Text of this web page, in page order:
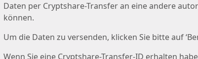
Daten per Cryptshare-Transfer an eine andere
können.
Um die Daten zu versenden, klicken Sie bitte auf
Wenn Sie eine Cryptshare-Transfer-ID erhalten